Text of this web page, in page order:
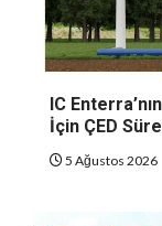
IC
İçin ÇED
5 Ağustos 2026